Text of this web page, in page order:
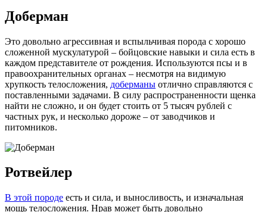
Доберман
Это довольно агрессивная и вспыльчивая порода с хорошо
сложенной мускулатурой – бойцовские навыки и сила есть в
каждом представителе от рождения. Используются псы и в
правоохранительных органах – несмотря на видимую
хрупкость телосложения, доберманы отлично справляются с
поставленными задачами. В силу распространенности щенка
найти не сложно, и он будет стоить от 5 тысяч рублей с
частных рук, и несколько дороже – от заводчиков и
питомников.
Ротвейлер
В этой породе есть и сила, и выносливость, и изначальная
мощь телосложения. Нрав может быть довольно